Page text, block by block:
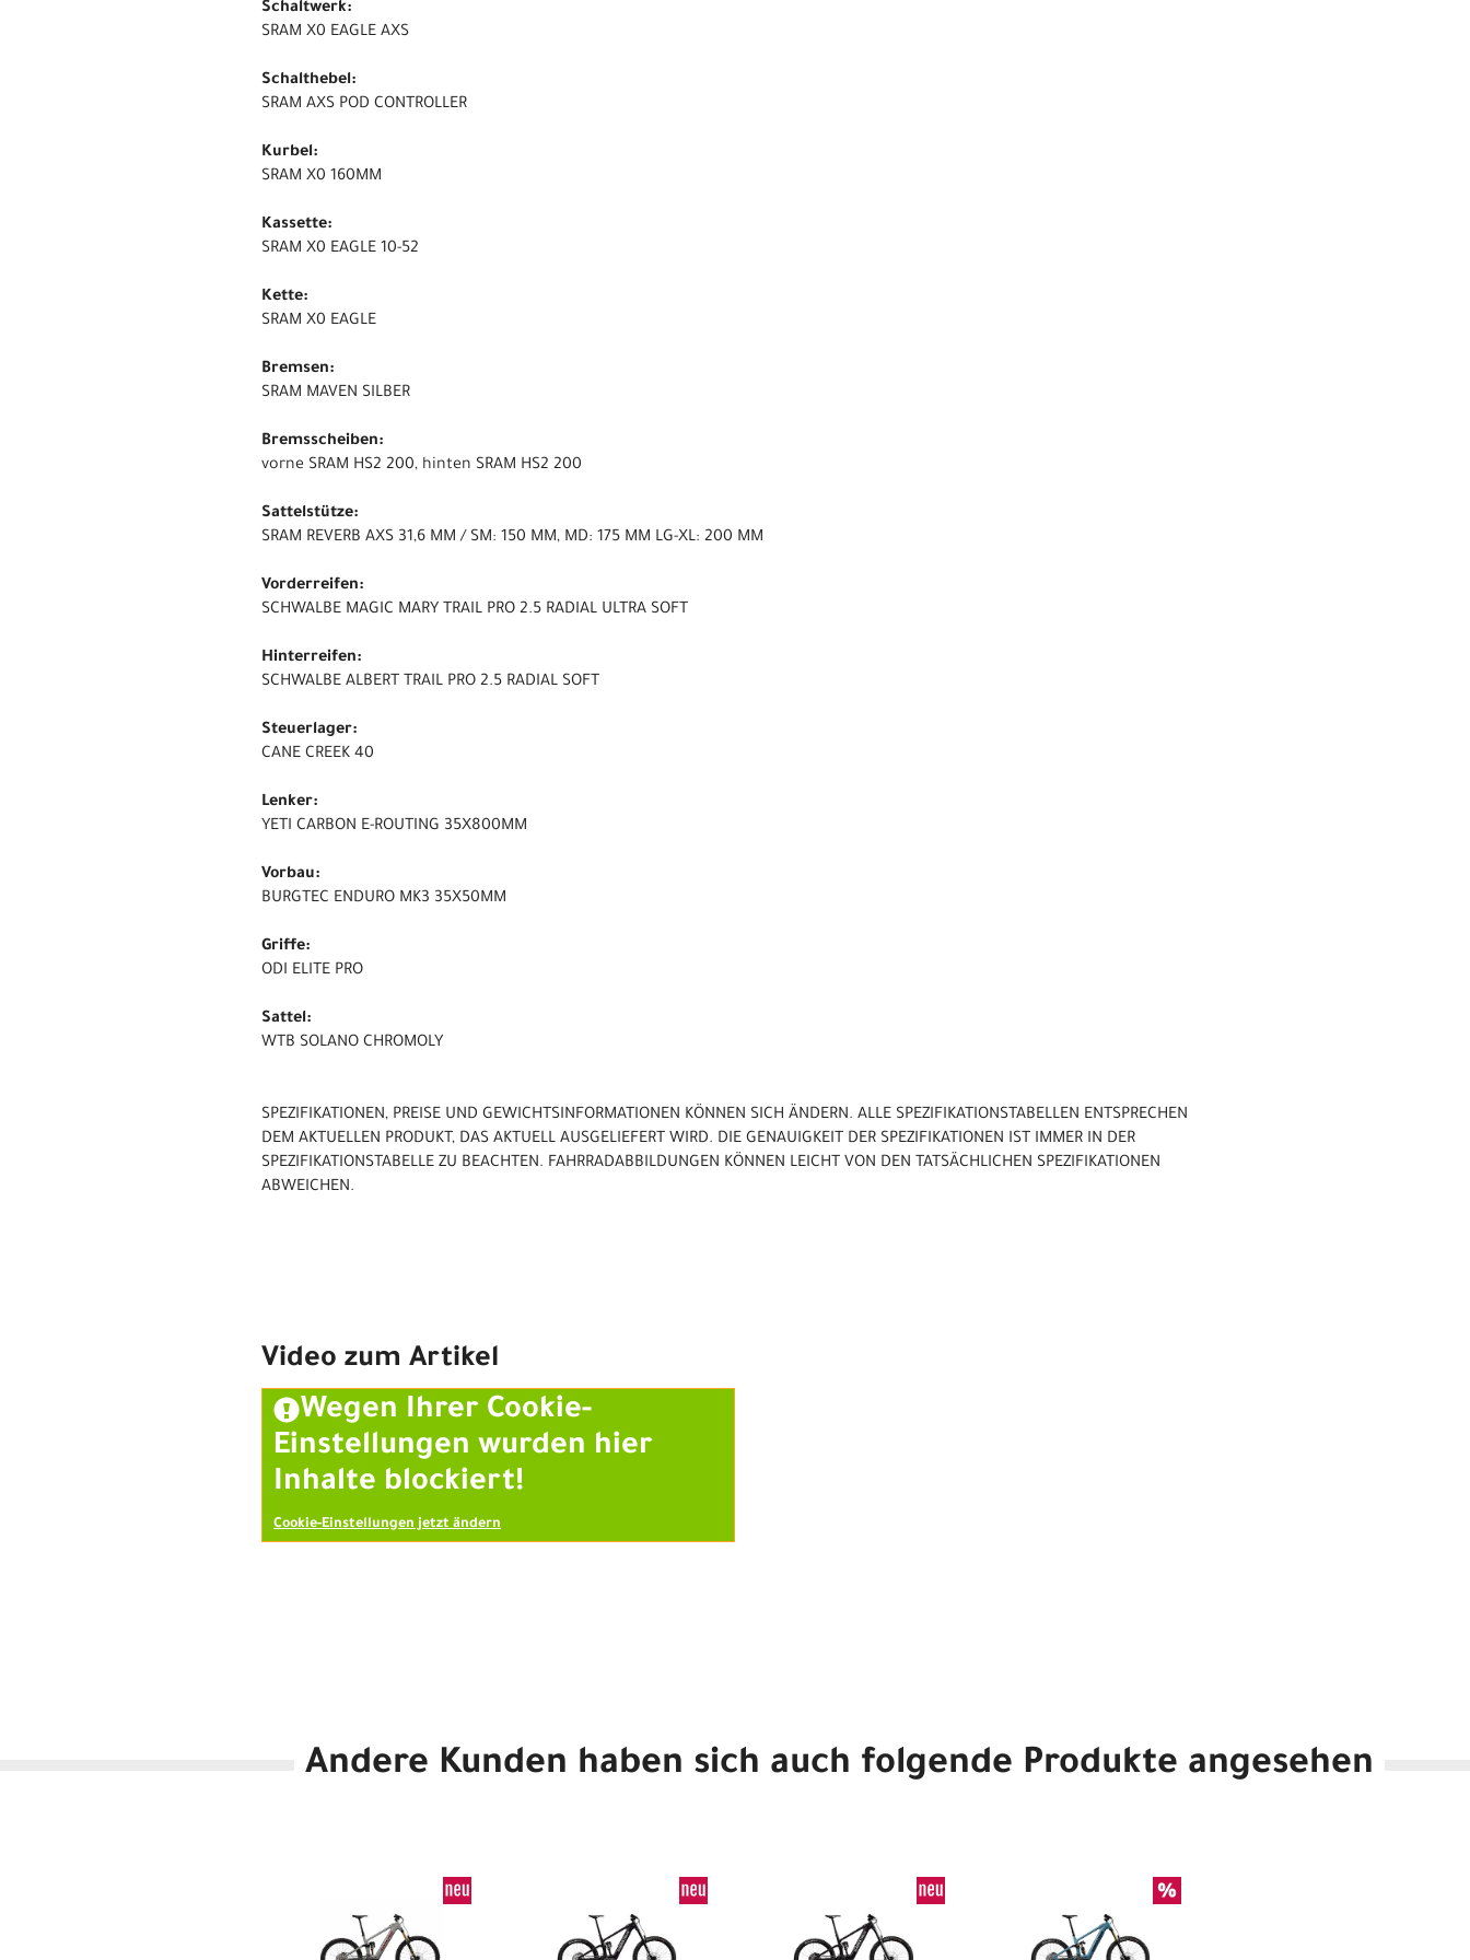
Schaltwerk:
SRAM X0 EAGLE AXS
Schalthebel:
SRAM AXS POD CONTROLLER
Kurbel:
SRAM X0 160MM
Kassette:
SRAM X0 EAGLE 10-52
Kette:
SRAM X0 EAGLE
Bremsen:
SRAM MAVEN SILBER
Bremsscheiben:
vorne SRAM HS2 200, hinten SRAM HS2 200
Sattelstütze:
SRAM REVERB AXS 31,6 MM / SM: 150 MM, MD: 175 MM LG-XL: 200 MM
Vorderreifen:
SCHWALBE MAGIC MARY TRAIL PRO 2.5 RADIAL ULTRA SOFT
Hinterreifen:
SCHWALBE ALBERT TRAIL PRO 2.5 RADIAL SOFT
Steuerlager:
CANE CREEK 40
Lenker:
YETI CARBON E-ROUTING 35X800MM
Vorbau:
BURGTEC ENDURO MK3 35X50MM
Griffe:
ODI ELITE PRO
Sattel:
WTB SOLANO CHROMOLY
SPEZIFIKATIONEN, PREISE UND GEWICHTSINFORMATIONEN KÖNNEN SICH ÄNDERN. ALLE SPEZIFIKATIONSTABELLEN ENTSPRECHEN
DEM AKTUELLEN PRODUKT, DAS AKTUELL AUSGELIEFERT WIRD. DIE GENAUIGKEIT DER SPEZIFIKATIONEN IST IMMER IN DER
SPEZIFIKATIONSTABELLE ZU BEACHTEN. FAHRRADABBILDUNGEN KÖNNEN LEICHT VON DEN TATSÄCHLICHEN SPEZIFIKATIONEN
ABWEICHEN.
Video zum Artikel
Wegen Ihrer Cookie-
Einstellungen wurden hier
Inhalte blockiert!
Cookie-Einstellungen jetzt ändern
Andere Kunden haben sich auch folgende Produkte angesehen